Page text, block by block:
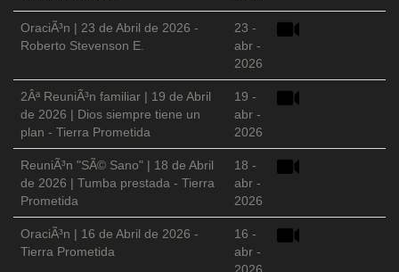
OraciÃ³n | 23 de Abril de 2026 -
Roberto Stevenson E.
23 -
abr -
2026
2Âª ReuniÃ³n familiar | 19 de Abril
de 2026 | Dios siempre tiene un
plan - Tierra Prometida
19 -
abr -
2026
ReuniÃ³n "SÃ© Sano" | 18 de Abril
de 2026 | Tumba prestada - Tierra
Prometida
18 -
abr -
2026
OraciÃ³n | 16 de Abril de 2026 -
Tierra Prometida
16 -
abr -